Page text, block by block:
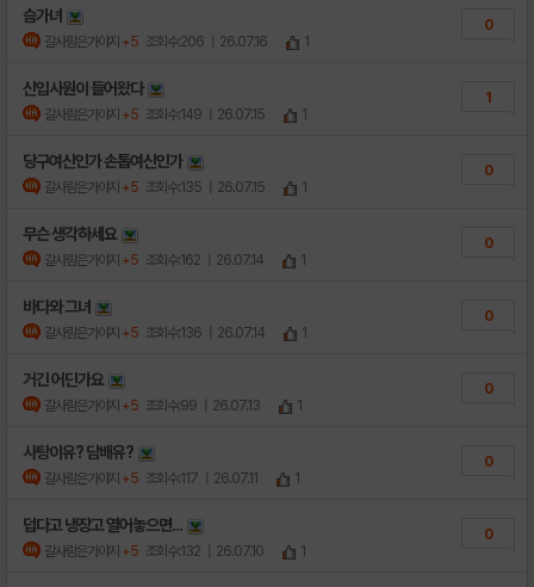
슴가녀
갈사람은가야지 +5 조회수:206 | 26.07.16 1
0
신입사원이 들어왔다
갈사람은가야지 +5 조회수:149 | 26.07.15 1
1
당구여신인가 손톱여신인가
갈사람은가야지 +5 조회수:135 | 26.07.15 1
0
무슨 생각하세요
갈사람은가야지 +5 조회수:162 | 26.07.14 1
0
바다와 그녀
갈사람은가야지 +5 조회수:136 | 26.07.14 1
0
거긴 어딘가요
갈사람은가야지 +5 조회수:99 | 26.07.13 1
0
사탕이유? 담배유?
갈사람은가야지 +5 조회수:117 | 26.07.11 1
0
덥다고 냉장고 열어놓으면...
갈사람은가야지 +5 조회수:132 | 26.07.10 1
0